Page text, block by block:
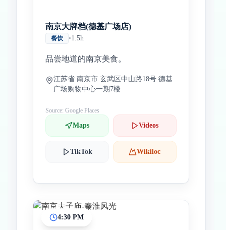
南京大牌档(德基广场店)
餐饮 •1.5h
品尝地道的南京美食。
江苏省 南京市 玄武区中山路18号 德基
广场购物中心一期7楼
Source: Google Places
Maps Videos
TikTok Wikiloc
4:30 PM